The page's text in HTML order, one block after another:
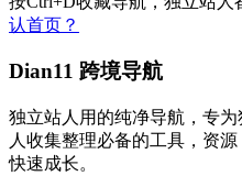
认首页？
Dian11 跨境导航
独立站人用的纯净导航，专
人收集整理必备的工具，资
快速成长。